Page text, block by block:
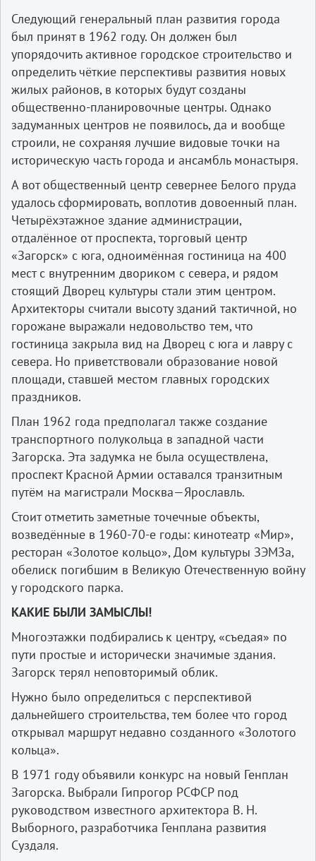
Следующий генеральный план развития города
был принят в 1962 году. Он должен был
упорядочить активное городское строительство и
определить чёткие перспективы развития новых
жилых районов, в которых будут созданы
общественно-планировочные центры. Однако
задуманных центров не появилось, да и вообще
строили, не сохраняя лучшие видовые точки на
историческую часть города и ансамбль монастыря.
А вот общественный центр севернее Белого пруда
удалось сформировать, воплотив довоенный план.
Четырёхэтажное здание администрации,
отдалённое от проспекта, торговый центр
«Загорск» с юга, одноимённая гостиница на 400
мест с внутренним двориком с севера, и рядом
стоящий Дворец культуры стали этим центром.
Архитекторы считали высоту зданий тактичной, но
горожане выражали недовольство тем, что
гостиница закрыла вид на Дворец с юга и лавру с
севера. Но приветствовали образование новой
площади, ставшей местом главных городских
праздников.
План 1962 года предполагал также создание
транспортного полукольца в западной части
Загорска. Эта задумка не была осуществлена,
проспект Красной Армии оставался транзитным
путём на магистрали Москва—Ярославль.
Стоит отметить заметные точечные объекты,
возведённые в 1960-70-е годы: кинотеатр «Мир»,
ресторан «Золотое кольцо», Дом культуры ЗЭМЗа,
обелиск погибшим в Великую Отечественную войну
у городского парка.
КАКИЕ БЫЛИ ЗАМЫСЛЫ!
Многоэтажки подбирались к центру, «съедая» по
пути простые и исторически значимые здания.
Загорск терял неповторимый облик.
Нужно было определиться с перспективой
дальнейшего строительства, тем более что город
открывал маршрут недавно созданного «Золотого
кольца».
В 1971 году объявили конкурс на новый Генплан
Загорска. Выбрали Гипрогор РСФСР под
руководством известного архитектора В. Н.
Выборного, разработчика Генплана развития
Суздаля.